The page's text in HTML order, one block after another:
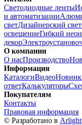
Светодиодные ленты
и автоматизации
светДизайнерский свет
освещениеГибкий неон
декор
О компании
О насПроизводство
Информация
КаталогиВидео
ответКалькуляторы
Покупателям
Контакты
Правовая информация
© Разработано в Arlight